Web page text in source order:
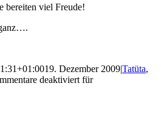
bereiten viel Freude!
19. Dezember 2009|Tatüta,
deaktiviert für